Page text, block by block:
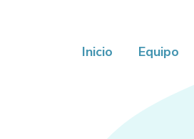
Inicio Equipo